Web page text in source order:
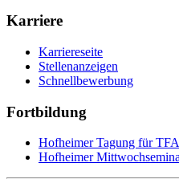
Karriere
Karriereseite
Stellenanzeigen
Schnellbewerbung
Fortbildung
Hofheimer Tagung für
Hofheimer